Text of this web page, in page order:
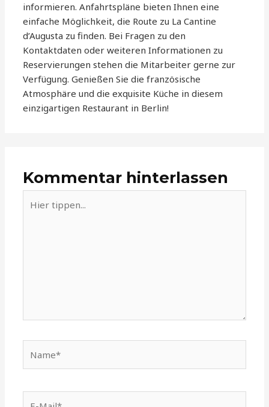
informieren. Anfahrtspläne bieten Ihnen eine
einfache Möglichkeit, die Route zu La Cantine
d’Augusta zu finden. Bei Fragen zu den
Kontaktdaten oder weiteren Informationen zu
Reservierungen stehen die Mitarbeiter gerne zur
Verfügung. Genießen Sie die französische
Atmosphäre und die exquisite Küche in diesem
einzigartigen Restaurant in Berlin!
Kommentar hinterlassen
tippen...